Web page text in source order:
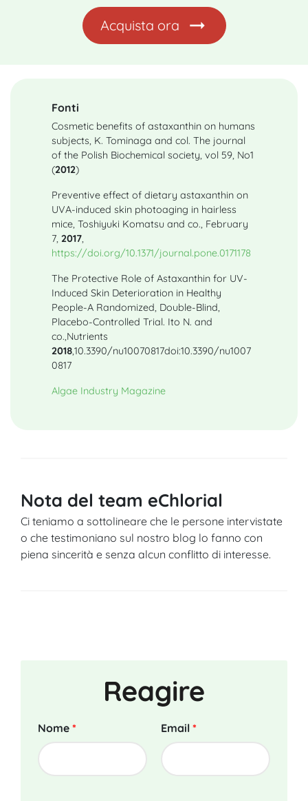
Acquista ora
Fonti
Cosmetic benefits of astaxanthin on humans
subjects, K. Tominaga and col. The journal
of the Polish Biochemical society, vol 59, No1
(2012)
Preventive effect of dietary astaxanthin on
UVA-induced skin photoaging in hairless
mice, Toshiyuki Komatsu and co., February
7, 2017,
https://doi.org/10.1371/journal.pone.0171178
The Protective Role of Astaxanthin for UV-
Induced Skin Deterioration in Healthy
People-A Randomized, Double-Blind,
Placebo-Controlled Trial. Ito N. and
co.,Nutrients
2018,10.3390/nu10070817doi:10.3390/nu1007
0817
Algae Industry Magazine
Nota del team eChlorial
Ci teniamo a sottolineare che le persone intervistate
o che testimoniano sul nostro blog lo fanno con
piena sincerità e senza alcun conflitto di interesse.
Reagire
Nome * Email *